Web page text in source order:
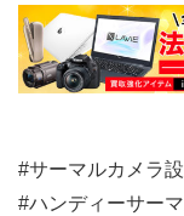
#サーマルカメラ
#ハンディーサー